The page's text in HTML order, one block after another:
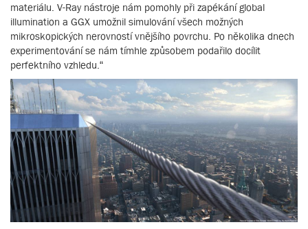
materiálu. V-Ray nástroje nám pomohly při zapékání global
illumination a GGX umožnil simulování všech možných
mikroskopických nerovností vnějšího povrchu. Po několika dnech
experimentování se nám tímhle způsobem podařilo docílit
perfektního vzhledu.“